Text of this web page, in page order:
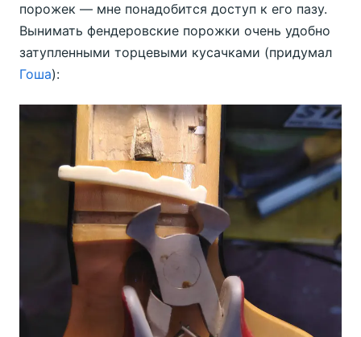
порожек — мне понадобится доступ к его пазу.
Вынимать фендеровские порожки очень удобно
затупленными торцевыми кусачками (придумал
Гоша):